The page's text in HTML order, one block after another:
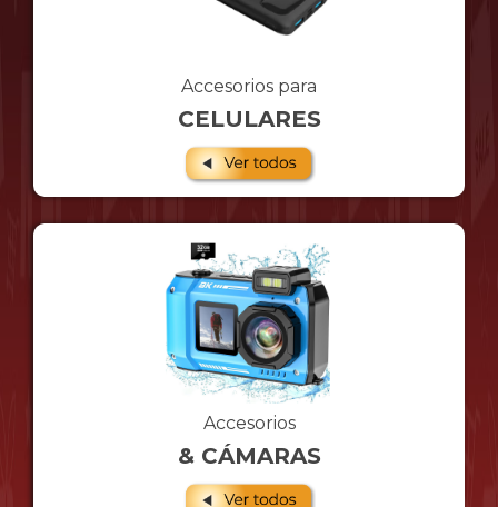
Accesorios para
CELULARES
Accesorios
& CÁMARAS